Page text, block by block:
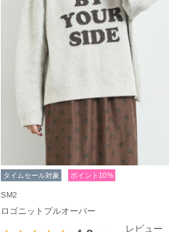
タイムセール対象 ポイント10%
SM2
ロゴニットプルオーバー
レビュー